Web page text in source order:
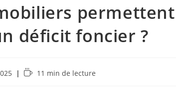
permettent
déficit foncier ?
11 min de lecture